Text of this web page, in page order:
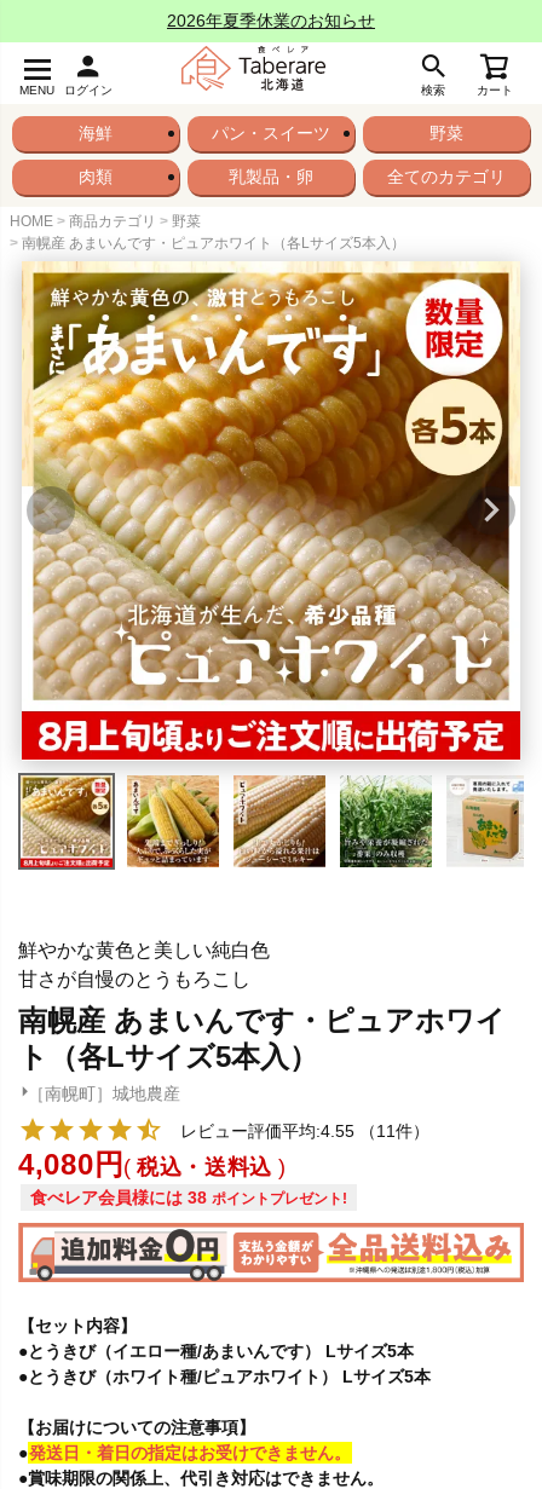
2026年夏季休業のお知らせ
MENU ログイン 検索 カート
海鮮 パン・スイーツ 野菜
肉類 乳製品・卵 全てのカテゴリ
HOME 商品カテゴリ
野菜
南幌産 あまいんです・ピュアホワイト（各Lサイズ5本入）
鮮やかな黄色と美しい純白色
甘さが自慢のとうもろこし
南幌産 あまいんです・ピュアホワイ
ト（各Lサイズ5本入）
［南幌町］城地農産
レビュー評価平均:4.55
（11件）
4,080 税込・送料込
食べレア会員様には 38 ポイントプレゼント!
【セット内容】
●とうきび（イエロー種/あまいんです） Lサイズ5本
●とうきび（ホワイト種/ピュアホワイト） Lサイズ5本
【お届けについての注意事項】
●発送日・着日の指定はお受けできません。
●賞味期限の関係上、代引き対応はできません。